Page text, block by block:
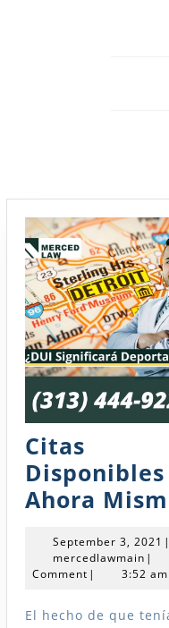
Citas
Disponibles
Ahora
September 3, 2021 |
mercedlawmain |
Comment | 3:52 am
El hecho de que tenía un